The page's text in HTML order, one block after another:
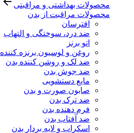
محصولات بهداشتی و مراقبتی
محصولات مراقبت از بدن
افترسان
ضد درد، سوختگی و التهاب
اتو برنز
روغن و لوسیون برنزه کننده
ضد لک و روشن کننده بدن
ضد جوش بدن
مایع دستشویی
صابون صورت و بدن
ضد ترک بدن
فرم دهنده بدن
ضد آفتاب بدن
اسکراب و لایه بردار بدن